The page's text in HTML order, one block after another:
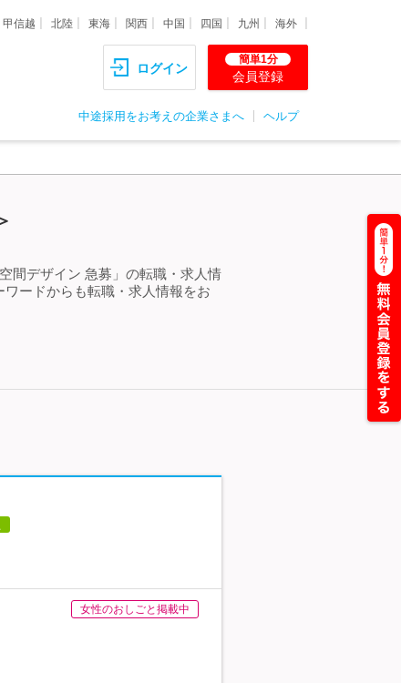
甲信越 北陸 東海 関西 中国 四国 九州 海外
ログイン
簡単1分
会員登録
中途採用をお考えの企業さまへ ヘルプ
間デザイン 急募」の転職・求人情
ードからも転職・求人情報をお
女性のおしごと掲載中